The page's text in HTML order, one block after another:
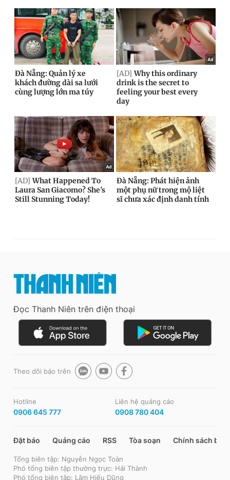
Đọc Thanh Niên trên điện thoại
Theo dõi báo trên
Hotline
0906 645 777
Liên hệ quảng cáo
0908 780 404
Đặt báo Quảng cáo RSS Tòa soạn Chính sách bảo
Tổng biên tập: Nguyễn Ngọc Toàn
Phó tổng biên tập thường trực: Hải Thành
Phó tổng biên tập: Lâm Hiếu Dũng